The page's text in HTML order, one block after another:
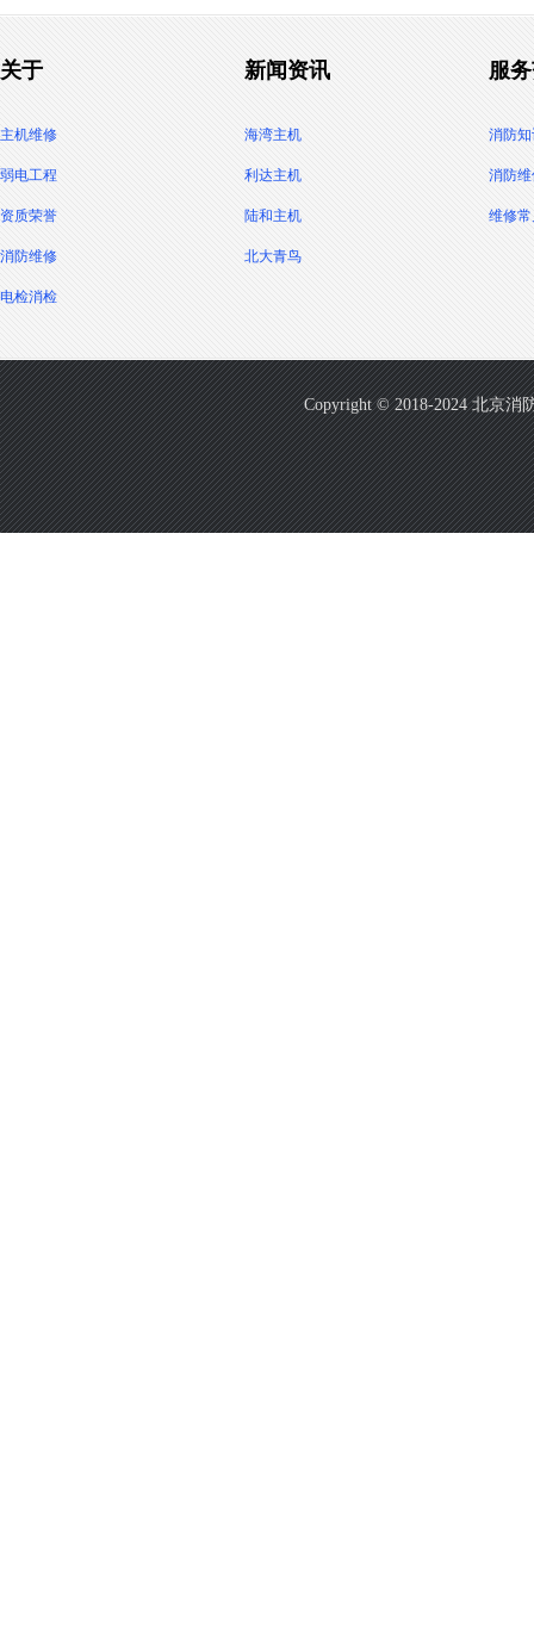
关于
主机维修
弱电工程
资质荣誉
消防维修
电检消检
新闻资讯
海湾主机
利达主机
陆和主机
北大青鸟
服
消防
消防
维修
Copyright © 2018-2024 北京消